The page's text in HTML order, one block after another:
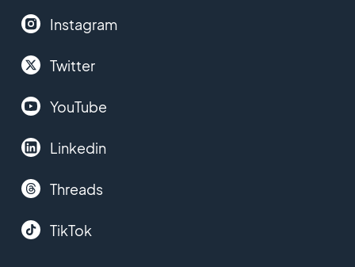
Instagram
Twitter
YouTube
Linkedin
Threads
TikTok